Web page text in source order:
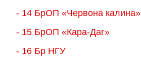
- 14 БрОП «Червона калина»
- 15 БрОП «Кара-Даг»
- 16 Бр НГУ